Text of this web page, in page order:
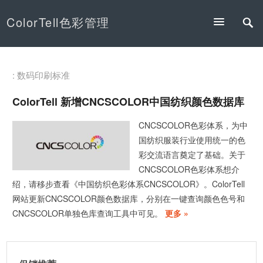
ColorTell色彩管理
: 数码印刷标准
ColorTell 新增CNCSCOLOR中国纺织颜色数据库
CNCSCOLOR色彩体系，为中
国纺织服装行业使用统一的色
彩交流语言奠定了基础。关于
CNCSCOLOR色彩体系想介
绍，请移步查看《中国纺织色彩体系CNCSCOLOR》。ColorTell
网站更新CNCSCOLOR颜色数据库，分别在一键查询颜色色号和
CNCSCOLOR单独色库查询工具中可见。
更多 »